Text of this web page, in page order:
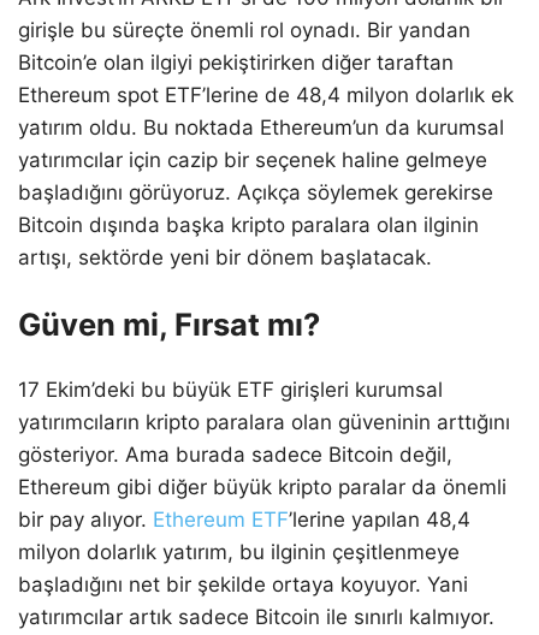
girişle bu süreçte önemli rol oynadı. Bir yandan
Bitcoin’e olan ilgiyi pekiştirirken diğer taraftan
Ethereum spot ETF’lerine de 48,4 milyon dolarlık ek
yatırım oldu. Bu noktada Ethereum’un da kurumsal
yatırımcılar için cazip bir seçenek haline gelmeye
başladığını görüyoruz. Açıkça söylemek gerekirse
Bitcoin dışında başka kripto paralara olan ilginin
artışı, sektörde yeni bir dönem başlatacak.
Güven mi, Fırsat mı?
17 Ekim’deki bu büyük ETF girişleri kurumsal
yatırımcıların kripto paralara olan güveninin arttığını
gösteriyor. Ama burada sadece Bitcoin değil,
Ethereum gibi diğer büyük kripto paralar da önemli
bir pay alıyor. Ethereum ETF’lerine yapılan 48,4
milyon dolarlık yatırım, bu ilginin çeşitlenmeye
başladığını net bir şekilde ortaya koyuyor. Yani
yatırımcılar artık sadece Bitcoin ile sınırlı kalmıyor.